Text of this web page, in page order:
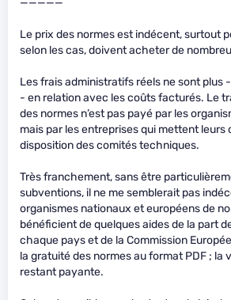
—————
Le prix des normes est indécent, surtout
selon les cas, doivent acheter de
Les frais administratifs réels ne sont plus -
- en relation avec les coûts facturés. Le
des normes n’est pas payé par les
mais par les entreprises qui mettent leurs
disposition des comités techniques.
Très franchement, sans être
subventions, il ne me semblerait pas
organismes nationaux et européens de
bénéficient de quelques aides de la part
chaque pays et de la Commission
la gratuité des normes au format PDF ; la
restant payante.